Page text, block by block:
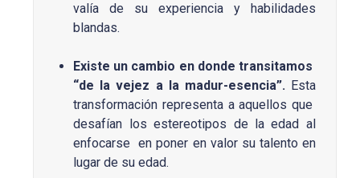
valía de su experiencia y habilidades
blandas.
Existe un cambio en donde transitamos
“de la vejez a la madur-esencia”. Esta
transformación representa a aquellos que
desafían los estereotipos de la edad al
enfocarse en poner en valor su talento en
lugar de su edad.